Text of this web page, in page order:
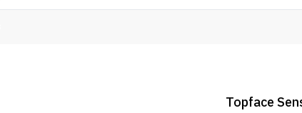
Topface